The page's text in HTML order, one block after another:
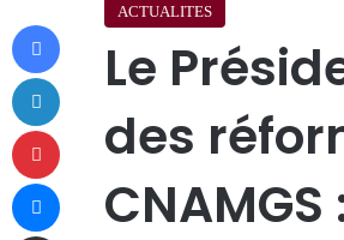
ACTUALITES
Le
des
Facebook
LinkedIn
Pinterest